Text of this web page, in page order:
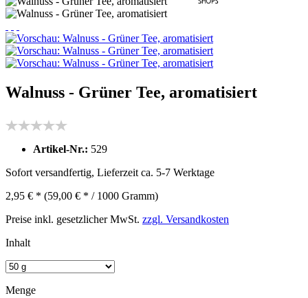
Walnuss - Grüner Tee, aromatisiert
Artikel-Nr.: 529
Sofort versandfertig, Lieferzeit ca. 5-7 Werktage
2,95 € * (59,00 € * / 1000 Gramm)
Preise inkl. gesetzlicher MwSt. zzgl. Versandkosten
Inhalt
Menge